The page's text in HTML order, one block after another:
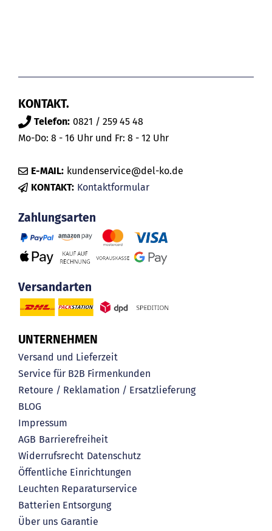
KONTAKT.
Telefon: 0821 / 259 45 48
Mo-Do: 8 - 16 Uhr und Fr: 8 - 12 Uhr
E-MAIL: kundenservice@del-ko.de
KONTAKT: Kontaktformular
Zahlungsarten
Versandarten
UNTERNEHMEN
Versand und Lieferzeit
Service für B2B Firmenkunden
Retoure / Reklamation / Ersatzlieferung
BLOG
Impressum
AGB Barrierefreiheit
Widerrufsrecht Datenschutz
Öffentliche Einrichtungen
Leuchten Reparaturservice
Batterien Entsorgung
Über uns Garantie